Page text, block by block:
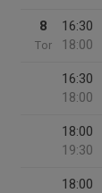
8
Tor
16:30
18:00
16:30
18:00
18:00
19:30
18:00